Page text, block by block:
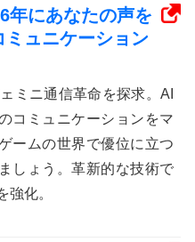
年にあなたの声を
ュニケーション
ミニ通信革命を探求。AI
コミュニケーションをマ
ームの世界で優位に立つ
しょう。革新的な技術で
強化。